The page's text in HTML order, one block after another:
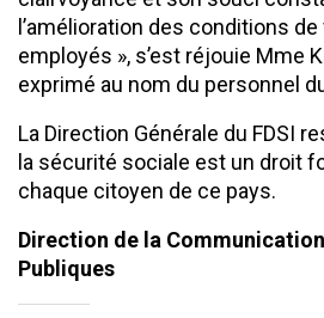
l’amélioration des conditions
employés », s’est réjouie Mme
exprimé au nom du personnel
La Direction Générale du FDSI
la sécurité sociale est un droit
chaque citoyen de ce pays.
Direction de la
Publiques